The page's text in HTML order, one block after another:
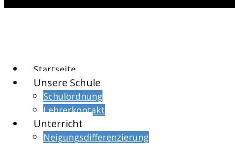
Startseite
Unsere Schule
Schulordnung
Lehrerkontakt
Unterricht
Neigungsdifferenzierung